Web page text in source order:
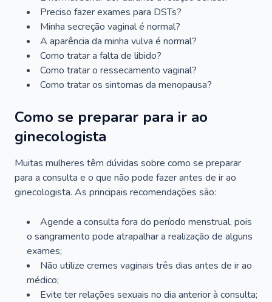
Preciso fazer exames para DSTs?
Minha secreção vaginal é normal?
A aparência da minha vulva é normal?
Como tratar a falta de libido?
Como tratar o ressecamento vaginal?
Como tratar os sintomas da menopausa?
Como se preparar para ir ao
ginecologista
Muitas mulheres têm dúvidas sobre como se preparar
para a consulta e o que não pode fazer antes de ir ao
ginecologista. As principais recomendações são:
Agende a consulta fora do período menstrual, pois
o sangramento pode atrapalhar a realização de alguns
exames;
Não utilize cremes vaginais três dias antes de ir ao
médico;
Evite ter relações sexuais no dia anterior à consulta;